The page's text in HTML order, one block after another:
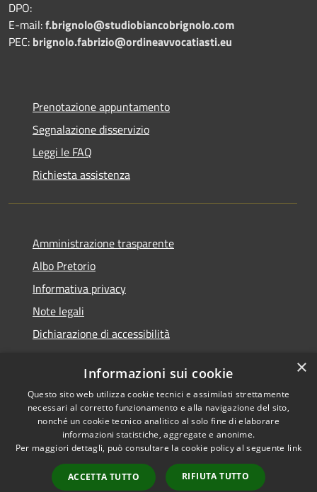
DPO:
E-mail:f.brignolo@studiobiancobrignolo.com
PEC: brignolo.fabrizio@ordineavvocatiasti.eu
Prenotazione appuntamento
Segnalazione disservizio
Leggi le FAQ
Richiesta assistenza
Amministrazione trasparente
Albo Pretorio
Informativa privacy
Note legali
Dichiarazione di accessibilità
RSS
Accessibilità
Cookie
Mappa del sito
Comune convenzionato
Astigov
Progetto|Convenzione|
Adesioni
×
Informazioni sui cookie
Questo sito web utilizza cookie tecnici e assimilati strettamente
necessari al corretto funzionamento e alla navigazione del sito,
nonché un cookie tecnico analitico al solo fine di elaborare
informazioni statistiche, aggregate e anonime.
Per maggiori dettagli, può consultare la cookie policy al seguente link
ACCETTA TUTTO RIFIUTA TUTTO